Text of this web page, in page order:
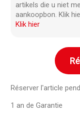
artikels die u niet
aankoopbon. Klik
Klik hier
Réserver l'article
1 an de Garantie